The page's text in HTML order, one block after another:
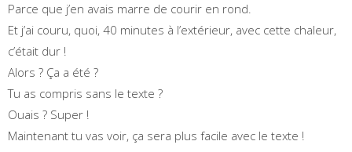
Parce que j’en avais marre de courir en rond.
Et j’ai couru, quoi, 40 minutes à l’extérieur, avec cette chaleur,
c’était dur !
Alors ? Ça a été ?
Tu as compris sans le texte ?
Ouais ? Super !
Maintenant tu vas voir, ça sera plus facile avec le texte !